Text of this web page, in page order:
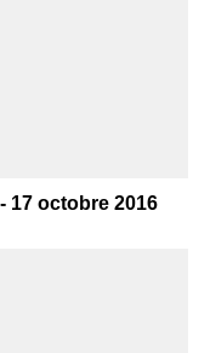
17 octobre 2016